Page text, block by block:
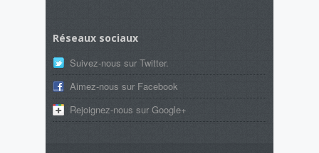
Réseaux sociaux
Suivez-nous sur Twitter.
Aimez-nous sur Facebook
Rejoignez-nous sur Google+